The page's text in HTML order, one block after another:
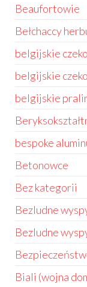
Beaufortowie
Bełchaccy
belgijskie
belgijskie
belgijskie
bespoke
Betonowce
Bez kategorii
Bezludne
Bezludne
Biali (wojna